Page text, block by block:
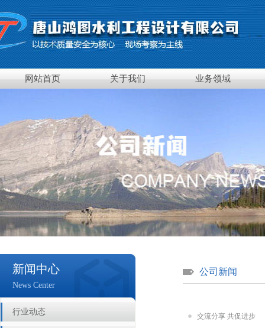
网站首页 关于我们 业务领域
新闻中心
News Center
行业动态
公司新闻
交流分享 共促进步